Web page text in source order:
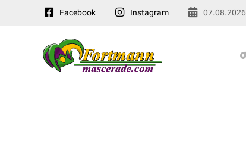
Facebook Instagram 07.08.2026